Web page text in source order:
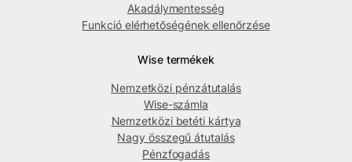
Akadálymentesség
Funkció elérhetőségének ellenőrzése
Wise termékek
Nemzetközi pénzátutalás
Wise-számla
Nemzetközi betéti kártya
Nagy összegű átutalás
Pénzfogadás